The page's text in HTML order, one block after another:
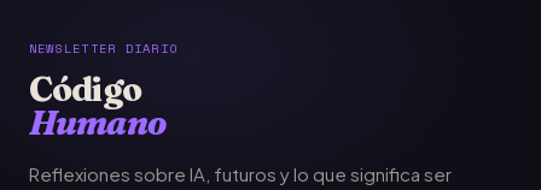
NEWSLETTER DIARIO
Código
Humano
Reflexiones sobre IA, futuros y lo que significa ser